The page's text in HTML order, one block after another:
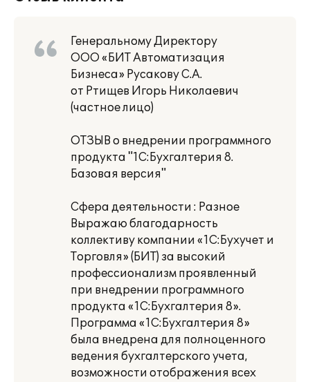
Генеральному Директору
ООО «БИТ Автоматизация
Бизнеса» Русакову С.А.
от Ртищев Игорь Николаевич
(частное лицо)
ОТЗЫВ о внедрении программного
продукта "1С:Бухгалтерия 8.
Базовая версия"
Сфера деятельности : Разное
Выражаю благодарность
коллективу компании «1С:Бухучет и
Торговля» (БИТ) за высокий
профессионализм проявленный
при внедрении программного
продукта «1С:Бухгалтерия 8».
Программа «1С:Бухгалтерия 8»
была внедрена для полноценного
ведения бухгалтерского учета,
возможности отображения всех